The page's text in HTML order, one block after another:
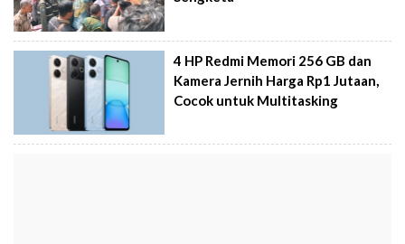
4 HP Redmi Memori 256 GB dan
Kamera Jernih Harga Rp1 Jutaan,
Cocok untuk Multitasking